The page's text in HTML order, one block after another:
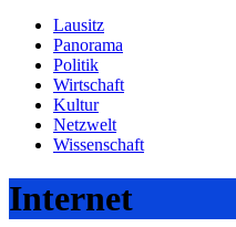
Lausitz
Panorama
Politik
Wirtschaft
Kultur
Netzwelt
Wissenschaft
Internet